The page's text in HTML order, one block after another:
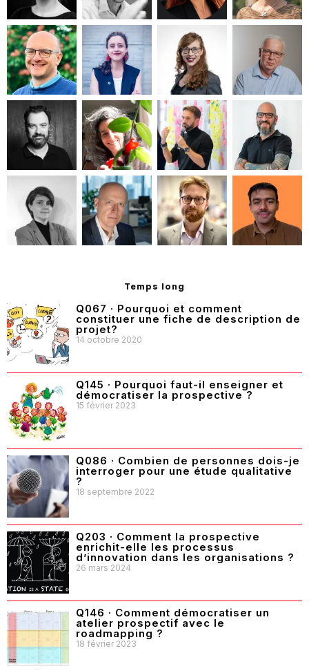
Temps long
Q067 · Pourquoi et comment
constituer une fiche de description de
projet?
14 octobre 2020
Q145 · Pourquoi faut-il enseigner et
démocratiser la prospective ?
15 février 2023
Q086 · Combien de personnes dois-je
interroger pour une étude qualitative
?
18 septembre 2022
Q203 · Comment la prospective
enrichit-elle les processus
d’innovation dans les organisations ?
26 mars 2024
Q146 · Comment démocratiser un
atelier prospectif avec le
roadmapping ?
18 février 2023